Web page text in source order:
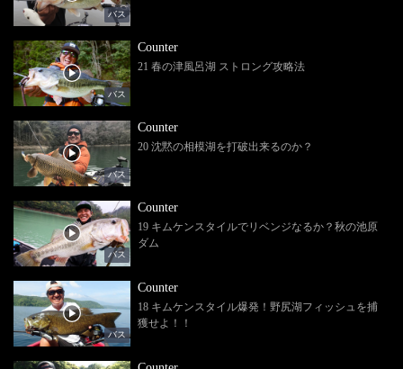
バス
バス
Counter
21 春の津風呂湖 ストロング攻略法
バス
Counter
20 沈黙の相模湖を打破出来るのか？
バス
Counter
19 キムケンスタイルでリベンジなるか？秋の池原
ダム
バス
Counter
18 キムケンスタイル爆発！野尻湖フィッシュを捕
獲せよ！！